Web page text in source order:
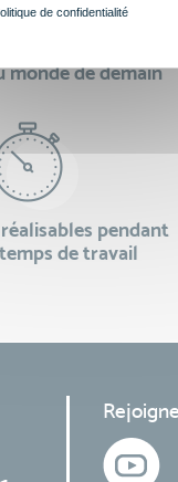
monde de demain
pendant
de travail
de confidentialité